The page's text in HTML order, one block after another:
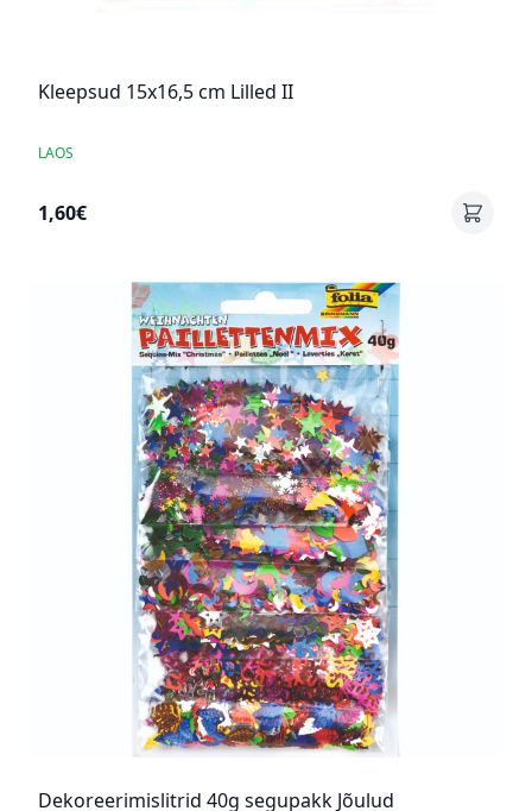
Kleepsud 15x16,5 cm Lilled II
LAOS
1,60€
Dekoreerimislitrid 40g segupakk Jõulud